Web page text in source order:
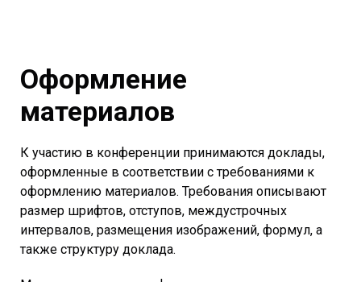
Оформление
материалов
К участию в конференции принимаются доклады,
оформленные в соответствии с требованиями к
оформлению материалов. Требования описывают
размер шрифтов, отступов, междустрочных
интервалов, размещения изображений, формул, а
также структуру доклада.